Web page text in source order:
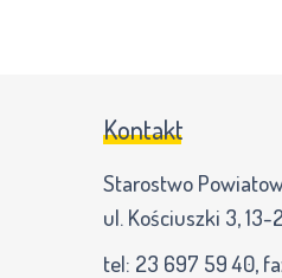
Kontakt
Starostwo
ul. Kościuszki 3, 13-
tel: 23 697 59 40,